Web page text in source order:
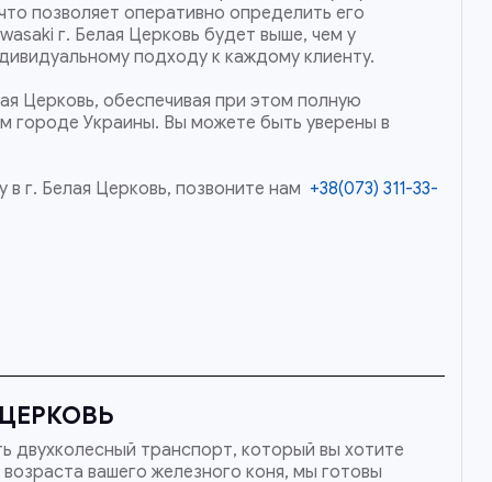
позволяет оперативно определить его
г. Белая Церковь будет выше, чем у
подходу к каждому клиенту.
Церковь, обеспечивая при этом полную
городе Украины. Вы можете быть уверены в
г. Белая Церковь, позвоните нам +38(073) 311-33-
транспорт, который вы хотите
вашего железного коня, мы готовы